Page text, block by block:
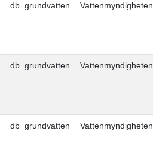
db_grundvatten Vattenmyndigheten
db_grundvatten Vattenmyndigheten
db_grundvatten Vattenmyndigheten